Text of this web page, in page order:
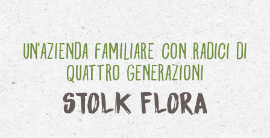
Un'azienda familiare con radici di
quattro generazioni
Stolk Flora